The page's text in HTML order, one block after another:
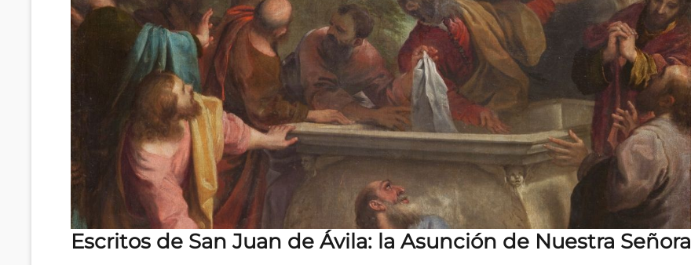
Escritos de San Juan de Ávila: la Asunción de Nuestra Señora